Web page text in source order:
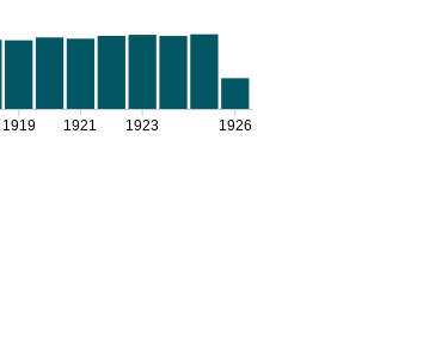
1919 1921 1923 1926